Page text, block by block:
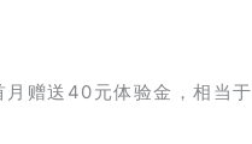
赠送40元体验金，相当于